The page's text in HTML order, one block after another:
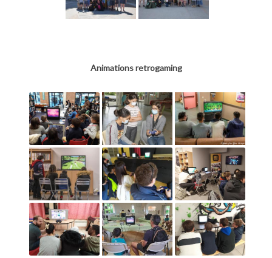
Animations retrogaming